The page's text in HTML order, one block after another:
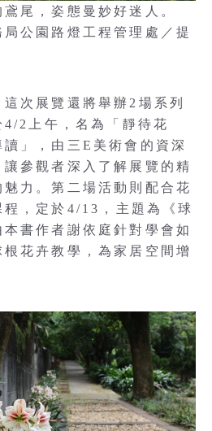
鳶尾，姿態曼妙好迷人。
公園路燈工程管理處／提
次展覽還將舉辦2場系列
2上午，名為「靜待花
」，由三E美術會的資深
參觀者深入了解展覽的精
力。第二場活動則配合花
，定於4/13，主題為《球
書作者謝依庭針對學會如
花卉教學，為家居空間增